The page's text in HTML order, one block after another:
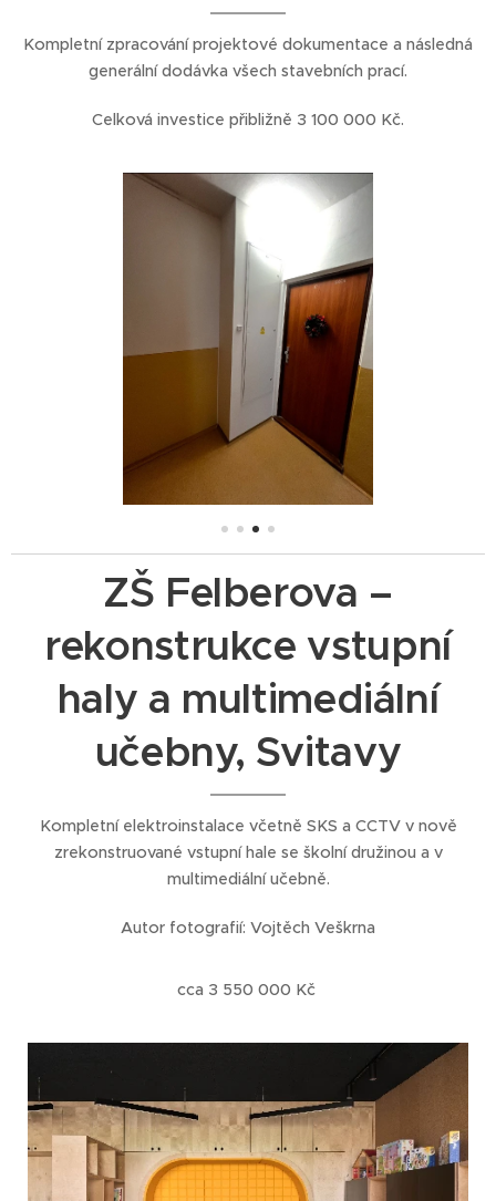
Kompletní zpracování projektové dokumentace a následná
generální dodávka všech stavebních prací.
Celková investice přibližně 3 100 000 Kč.
ZŠ Felberova –
rekonstrukce vstupní
haly a multimediální
učebny, Svitavy
Kompletní elektroinstalace včetně SKS a CCTV v nově
zrekonstruované vstupní hale se školní družinou a v
multimediální učebně.
Autor fotografií: Vojtěch Veškrna
cca 3 550 000 Kč